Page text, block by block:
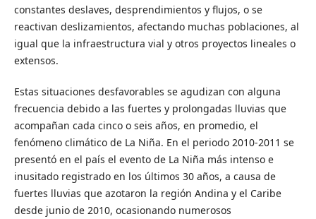
constantes deslaves, desprendimientos y flujos, o se
reactivan deslizamientos, afectando muchas poblaciones, al
igual que la infraestructura vial y otros proyectos lineales o
extensos.
Estas situaciones desfavorables se agudizan con alguna
frecuencia debido a las fuertes y prolongadas lluvias que
acompañan cada cinco o seis años, en promedio, el
fenómeno climático de La Niña. En el periodo 2010-2011 se
presentó en el país el evento de La Niña más intenso e
inusitado registrado en los últimos 30 años, a causa de
fuertes lluvias que azotaron la región Andina y el Caribe
desde junio de 2010, ocasionando numerosos